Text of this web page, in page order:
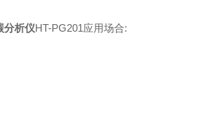
分析仪HT-PG201应用场合: